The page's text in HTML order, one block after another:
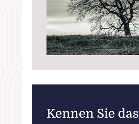
Kennen Sie das